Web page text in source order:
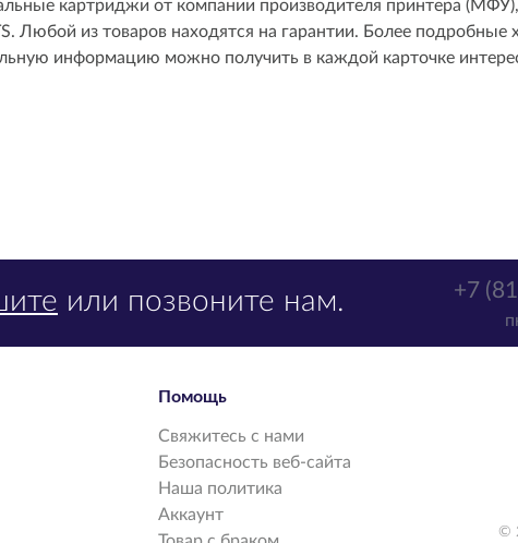
картриджи от компании производителя принтера
Любой из товаров находятся на гарантии. Более подробные
информацию можно получить в каждой карточке
+7
или позвоните нам.
Помощь
Свяжитесь с нами
Безопасность веб-сайта
Наша политика
Аккаунт
©